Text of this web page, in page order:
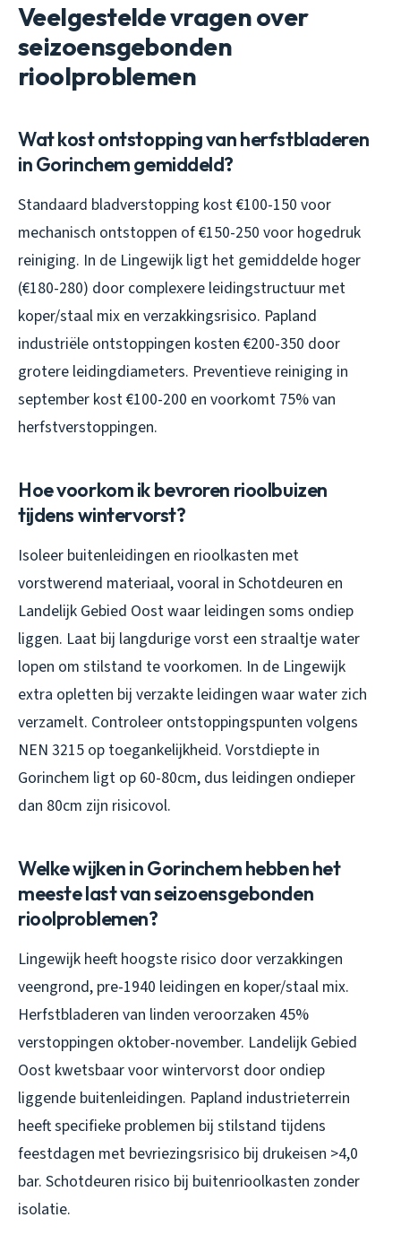
Veelgestelde vragen over
seizoensgebonden
rioolproblemen
Wat kost ontstopping van herfstbladeren
in Gorinchem gemiddeld?
Standaard bladverstopping kost €100-150 voor
mechanisch ontstoppen of €150-250 voor hogedruk
reiniging. In de Lingewijk ligt het gemiddelde hoger
(€180-280) door complexere leidingstructuur met
koper/staal mix en verzakkingsrisico. Papland
industriële ontstoppingen kosten €200-350 door
grotere leidingdiameters. Preventieve reiniging in
september kost €100-200 en voorkomt 75% van
herfstverstoppingen.
Hoe voorkom ik bevroren rioolbuizen
tijdens wintervorst?
Isoleer buitenleidingen en rioolkasten met
vorstwerend materiaal, vooral in Schotdeuren en
Landelijk Gebied Oost waar leidingen soms ondiep
liggen. Laat bij langdurige vorst een straaltje water
lopen om stilstand te voorkomen. In de Lingewijk
extra opletten bij verzakte leidingen waar water zich
verzamelt. Controleer ontstoppingspunten volgens
NEN 3215 op toegankelijkheid. Vorstdiepte in
Gorinchem ligt op 60-80cm, dus leidingen ondieper
dan 80cm zijn risicovol.
Welke wijken in Gorinchem hebben het
meeste last van seizoensgebonden
rioolproblemen?
Lingewijk heeft hoogste risico door verzakkingen
veengrond, pre-1940 leidingen en koper/staal mix.
Herfstbladeren van linden veroorzaken 45%
verstoppingen oktober-november. Landelijk Gebied
Oost kwetsbaar voor wintervorst door ondiep
liggende buitenleidingen. Papland industrieterrein
heeft specifieke problemen bij stilstand tijdens
feestdagen met bevriezingsrisico bij drukeisen >4,0
bar. Schotdeuren risico bij buitenrioolkasten zonder
isolatie.